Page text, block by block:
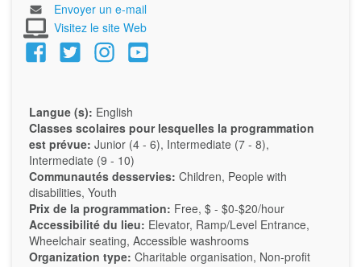
Envoyer un e-mail
Visitez le site Web
Langue (s): English
Classes scolaires pour lesquelles la programmation
est prévue: Junior (4 - 6), Intermediate (7 - 8),
Intermediate (9 - 10)
Communautés desservies: Children, People with
disabilities, Youth
Prix de la programmation: Free, $ - $0-$20/hour
Accessibilité du lieu: Elevator, Ramp/Level Entrance,
Wheelchair seating, Accessible washrooms
Organization type: Charitable organisation, Non-profit